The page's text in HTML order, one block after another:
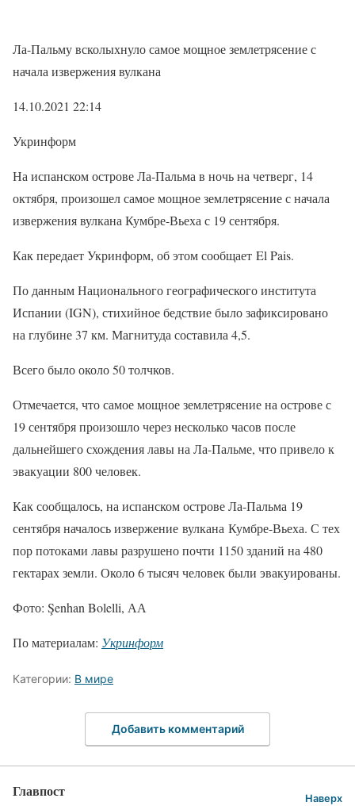
Ла-Пальму всколыхнуло самое мощное землетрясение с
начала извержения вулкана
14.10.2021 22:14
Укринформ
На испанском острове Ла-Пальма в ночь на четверг, 14
октября, произошел самое мощное землетрясение с начала
извержения вулкана Кумбре-Вьеха с 19 сентября.
Как передает Укринформ, об этом сообщает El Pais.
По данным Национального географического института
Испании (IGN), стихийное бедствие было зафиксировано
на глубине 37 км. Магнитуда составила 4,5.
Всего было около 50 толчков.
Отмечается, что самое мощное землетрясение на острове с
19 сентября произошло через несколько часов после
дальнейшего схождения лавы на Ла-Пальме, что привело к
эвакуации 800 человек.
Как сообщалось, на испанском острове Ла-Пальма 19
сентября началось извержение вулкана Кумбре-Вьеха. С тех
пор потоками лавы разрушено почти 1150 зданий на 480
гектарах земли. Около 6 тысяч человек были эвакуированы.
Фото: Şenhan Bolelli, АА
По материалам: Укринформ
Категории: В мире
Добавить комментарий
Главпост Наверх